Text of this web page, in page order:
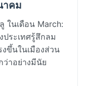
าคม
ในเดือน March:
ประเทศรู้สึกลม
ขึ้นในเมืองส่วน
าอย่างมีนัย